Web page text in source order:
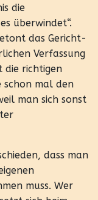
die
überwindet“.
das Gericht-
Verfassung
die richtigen
schon mal den
man sich sonst
dass man
muss. Wer